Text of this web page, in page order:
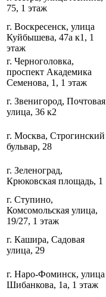
75, 1 этаж
г. Воскресенск, улица
Куйбышева, 47а к1, 1
этаж
г. Черноголовка,
проспект Академика
Семенова, 1, 1 этаж
г. Звенигород, Почтовая
улица, 36 к2
г. Москва, Строгинский
бульвар, 28
г. Зеленоград,
Крюковская площадь, 1
г. Ступино,
Комсомольская улица,
19/27, 1 этаж
г. Кашира, Садовая
улица, 29
г. Наро-Фоминск, улица
Шибанкова, 1а, 1 этаж